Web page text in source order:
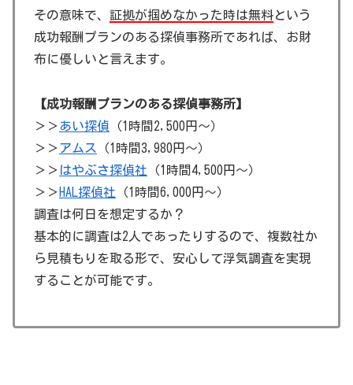
その意味で、 証拠が掴めなかった時は無料という
成功報酬プランのある探偵事務所であれば、お財
布に優しいと言えます。
【成功報酬プランのある探偵事務所】
＞＞あい探偵 （1時間2,500円～）
＞＞アムス
（1時間3,980円～）
＞＞ はやぶさ探偵社 （1時間4,500円～）
＞＞ HAL探偵社 （1時間6,000円～）
調査は何日を想定するか？
基本的に調査は2人であったりするので、複数社か
ら見積もりを取る形で、安心して浮気調査を実現
することが可能です。